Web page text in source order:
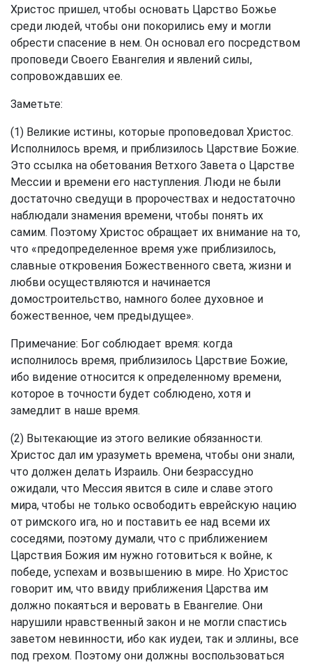
Христос пришел, чтобы основать Царство Божье
среди людей, чтобы они покорились ему и могли
обрести спасение в нем. Он основал его посредством
проповеди Своего Евангелия и явлений силы,
сопровождавших ее.
Заметьте:
(1) Великие истины, которые проповедовал Христос.
Исполнилось время, и приблизилось Царствие Божие.
Это ссылка на обетования Ветхого Завета о Царстве
Мессии и времени его наступления. Люди не были
достаточно сведущи в пророчествах и недостаточно
наблюдали знамения времени, чтобы понять их
самим. Поэтому Христос обращает их внимание на то,
что «предопределенное время уже приблизилось,
славные откровения Божественного света, жизни и
любви осуществляются и начинается
домостроительство, намного более духовное и
божественное, чем предыдущее».
Примечание: Бог соблюдает время: когда
исполнилось время, приблизилось Царствие Божие,
ибо видение относится к определенному времени,
которое в точности будет соблюдено, хотя и
замедлит в наше время.
(2) Вытекающие из этого великие обязанности.
Христос дал им уразуметь времена, чтобы они знали,
что должен делать Израиль. Они безрассудно
ожидали, что Мессия явится в силе и славе этого
мира, чтобы не только освободить еврейскую нацию
от римского ига, но и поставить ее над всеми их
соседями, поэтому думали, что с приближением
Царствия Божия им нужно готовиться к войне, к
победе, успехам и возвышению в мире. Но Христос
говорит им, что ввиду приближения Царства им
должно покаяться и веровать в Евангелие. Они
нарушили нравственный закон и не могли спастись
заветом невинности, ибо как иудеи, так и эллины, все
под грехом. Поэтому они должны воспользоваться